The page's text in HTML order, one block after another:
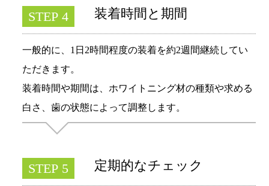
STEP 4 装着時間と期間
一般的に、1日2時間程度の装着を約2週間継続してい
ただきます。
装着時間や期間は、ホワイトニング材の種類や求める
白さ、歯の状態によって調整します。
STEP 5 定期的なチェック